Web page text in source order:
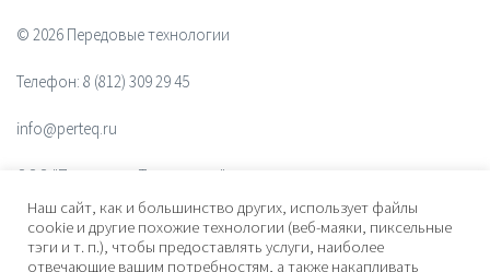
© 2026 Передовые технологии
Телефон: 8 (812) 309 29 45
info@perteq.ru
ООО "Передовые Технологии"
ОГРН 1117847072628
Наш сайт, как и большинство других, использует файлы
cookie и другие похожие технологии (веб-маяки, пиксельные
тэги и т. п.), чтобы предоставлять услуги, наиболее
отвечающие вашим потребностям, а также накапливать